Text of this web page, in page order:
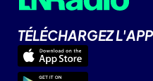
TÉLÉCHARGEZ L'APP